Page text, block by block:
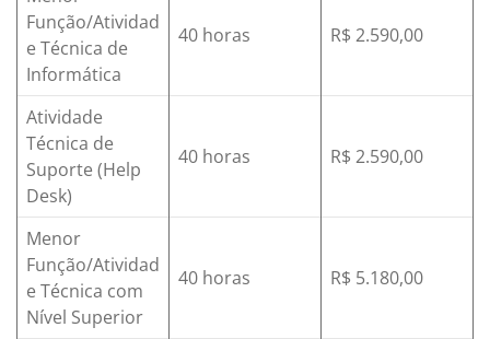
Função/Atividad
e Técnica de
Informática
40 horas R$ 2.590,00
Atividade
Técnica de
Suporte (Help
Desk)
40 horas R$ 2.590,00
Menor
Função/Atividad
e Técnica com
Nível Superior
40 horas R$ 5.180,00